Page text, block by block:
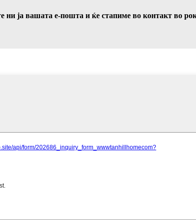
ја вашата е-пошта и ќе стапиме во контакт во